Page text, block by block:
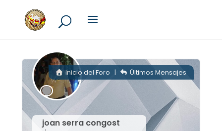
joan serra congost
Inicio del Foro | Últimos Mensajes